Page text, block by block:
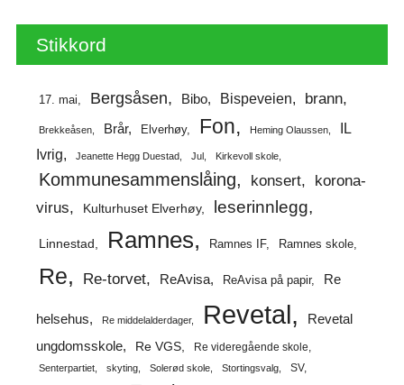
Stikkord
17. mai Bergsåsen Bibo Bispeveien brann
Brekkeåsen Brår Elverhøy Fon Heming Olaussen
IL
Ivrig
Jeanette Hegg Duestad Jul Kirkevoll skole
Kommunesammenslåing konsert
korona-
virus
Kulturhuset Elverhøy leserinnlegg
Linnestad Ramnes Ramnes IF Ramnes skole
Re Re-torvet ReAvisa ReAvisa på papir Re
helsehus Re middelalderdager Revetal
Revetal
ungdomsskole
Re VGS Re videregående skole
Senterpartiet skyting Solerød skole Stortingsvalg SV